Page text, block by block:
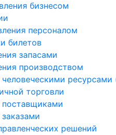
бизнесом
персоналом
билетов
запасами
производством
ресурсами
торговли
решений